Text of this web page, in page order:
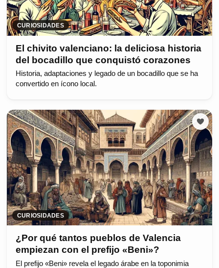
CURIOSIDADES
El chivito valenciano: la deliciosa historia
del bocadillo que conquistó corazones
Historia, adaptaciones y legado de un bocadillo que se ha
convertido en ícono local.
CURIOSIDADES
¿Por qué tantos pueblos de Valencia
empiezan con el prefijo «Beni»?
El prefijo «Beni» revela el legado árabe en la toponimia